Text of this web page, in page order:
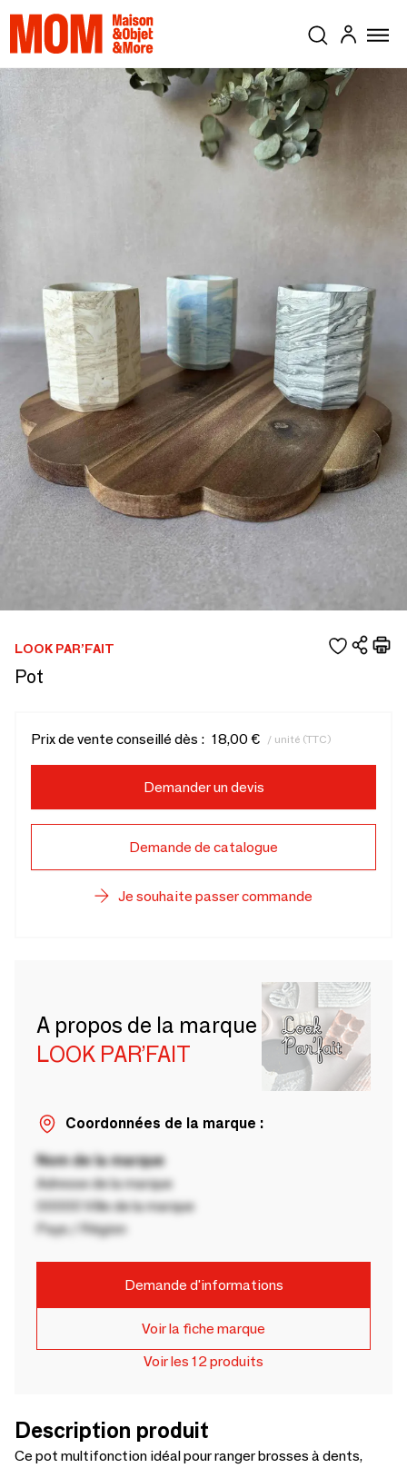
LOOK PAR’FAIT
Pot
Prix de vente conseillé dès : 18,00 € / unité (TTC)
Demander un devis
Demande de catalogue
Je souhaite passer commande
A propos de la marque
LOOK PAR’FAIT
Coordonnées de la marque :
Nom de la marque
Adresse de la marque
00000 Ville de la marque
Pays / Région
Demande d'informations
Voir la fiche marque
Voir les 12 produits
Description produit
Ce pot multifonction idéal pour ranger brosses à dents,